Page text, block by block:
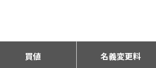
買値 名義変更料